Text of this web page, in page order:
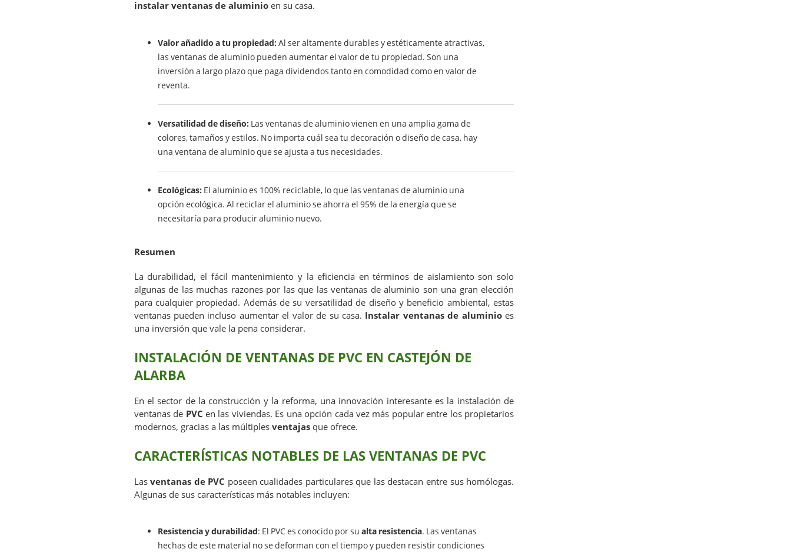
instalar ventanas de aluminioen su casa.
Valor añadido a tu propiedad: Al ser altamente durables y estéticamente atractivas,
las ventanas de aluminio pueden aumentar el valor de tu propiedad. Son una
inversión a largo plazo que paga dividendos tanto en comodidad como en valor de
reventa.
Versatilidad de diseño: Las ventanas de aluminio vienen en una amplia gama de
colores, tamaños y estilos. No importa cuál sea tu decoración o diseño de casa, hay
una ventana de aluminio que se ajusta a tus necesidades.
Ecológicas: El aluminio es 100% reciclable, lo que las ventanas de aluminio una
opción ecológica. Al reciclar el aluminio se ahorra el 95% de la energía que se
necesitaría para producir aluminio nuevo.
Resumen
La durabilidad, el fácil mantenimiento y la eficiencia en términos de aislamiento son solo
algunas de las muchas razones por las que las ventanas de aluminio son una gran elección
para cualquier propiedad. Además de su versatilidad de diseño y beneficio ambiental, estas
ventanas pueden incluso aumentar el valor de su casa. Instalar ventanas de aluminioes
una inversión que vale la pena considerar.
INSTALACIÓN DE VENTANAS DE PVC EN CASTEJÓN DE
ALARBA
En el sector de la construcción y la reforma, una innovación interesante es la instalación de
ventanas de PVC en las viviendas. Es una opción cada vez más popular entre los propietarios
modernos, gracias a las múltiples ventajasque ofrece.
CARACTERÍSTICAS NOTABLES DE LAS VENTANAS DE PVC
Lasventanas de PVC poseen cualidades particulares que las destacan entre sus homólogas.
Algunas de sus características más notables incluyen:
Resistencia y durabilidad: El PVC es conocido por su alta resistencia. Las ventanas
hechas de este material no se deforman con el tiempo y pueden resistir condiciones